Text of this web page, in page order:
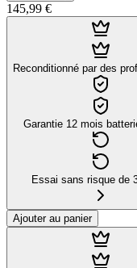
145,99 €
Reconditionné par des
Garantie 12 mois
Essai sans risque de
Ajouter au panier